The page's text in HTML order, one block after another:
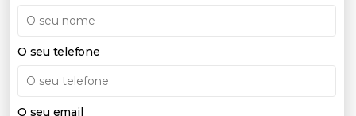
O seu telefone
O seu email